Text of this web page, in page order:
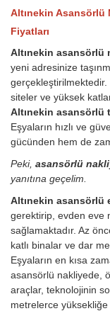
Altınekin Asansörlü
Fiyatları
Altınekin asansörlü
yeni adresinize
siteler ve yüksek
Altınekin asansörlü
Eşyaların hızlı ve
gücünden hem de
Peki, asansörlü
yanıtına geçelim.
Altınekin asansörlü
gerektirip, evden eve
sağlamaktadır. Az
katlı binalar ve dar
Eşyaların en kısa
asansörlü nakliyede,
araçlar, teknolojinin
metrelerce